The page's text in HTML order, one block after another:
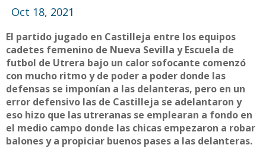
Oct 18, 2021
El partido jugado en Castilleja entre los equipos
cadetes femenino de Nueva Sevilla y Escuela de
futbol de Utrera bajo un calor sofocante comenzó
con mucho ritmo y de poder a poder donde las
defensas se imponían a las delanteras, pero en un
error defensivo las de Castilleja se adelantaron y
eso hizo que las utreranas se emplearan a fondo en
el medio campo donde las chicas empezaron a robar
balones y a propiciar buenos pases a las delanteras.